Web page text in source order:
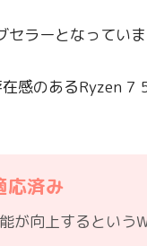
ラーとなっていま
感のあるRyzen 7
応済み
向上するという